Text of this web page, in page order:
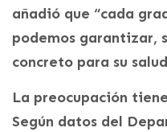
añadió que “cada
podemos garantizar,
concreto para su
La preocupación
Según datos del